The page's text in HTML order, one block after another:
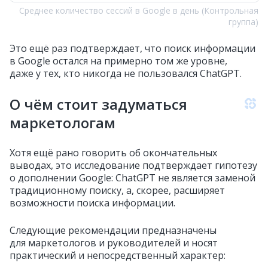
Среднее количество сессий в Google в день (Контрольная
группа)
Это ещё раз подтверждает, что поиск информации
в Google остался на примерно том же уровне,
даже у тех, кто никогда не пользовался ChatGPT.
О чём стоит задуматься
маркетологам
Хотя ещё рано говорить об окончательных
выводах, это исследование подтверждает гипотезу
о дополнении Google: ChatGPT не является заменой
традиционному поиску, а, скорее, расширяет
возможности поиска информации.
Следующие рекомендации предназначены
для маркетологов и руководителей и носят
практический и непосредственный характер: